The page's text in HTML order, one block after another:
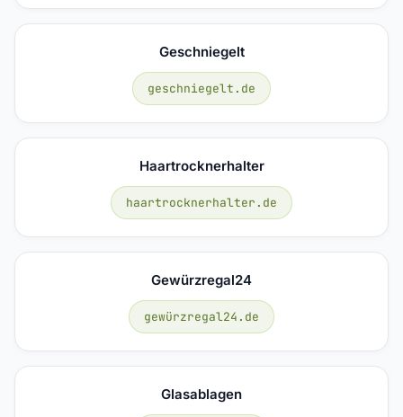
Geschniegelt
geschniegelt.de
Haartrocknerhalter
haartrocknerhalter.de
Gewürzregal24
gewürzregal24.de
Glasablagen